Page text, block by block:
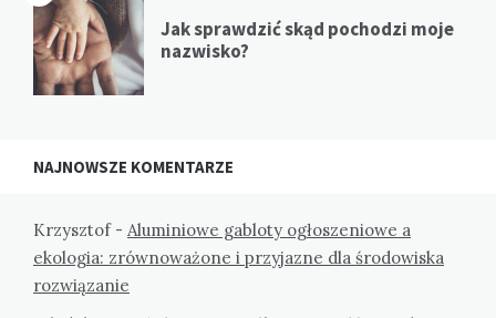
Jak sprawdzić skąd pochodzi moje
nazwisko?
NAJNOWSZE KOMENTARZE
Krzysztof- Aluminiowe gabloty ogłoszeniowe a
ekologia: zrównoważone i przyjazne dla środowiska
rozwiązanie